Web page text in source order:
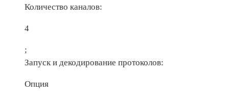
Количество каналов:
4
;
Запуск и декодирование протоколов:
Опция